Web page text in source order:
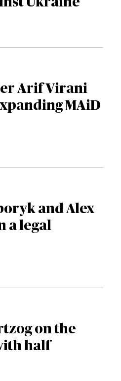
Arif Virani
MAiD
and Alex
a legal
on the
half